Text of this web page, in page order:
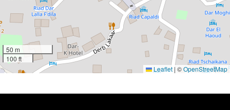
50 m
100 ft
Leaflet | ©OpenStreetMap